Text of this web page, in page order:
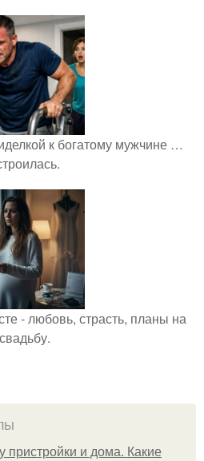
к богатому мужчине …
- любовь, страсть, планы на
свадьбу.
пристройки и дома. Какие